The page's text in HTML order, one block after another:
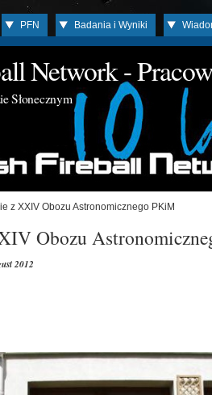
PFN Badania i Wyniki
Network -
Słonecznym
z XXIV Obozu Astronomicznego PKiM
Obozu
2012